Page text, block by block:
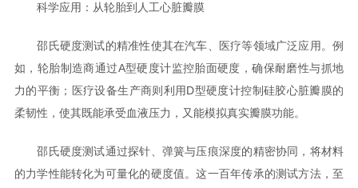
科学应用：从轮胎到人工心脏瓣膜
邵氏硬度测试的精准性使其在汽车、医疗等领域广泛应用。例
如，轮胎制造商通过A型硬度计监控胎面硬度，确保耐磨性与抓地
力的平衡；医疗设备生产商则利用D型硬度计控制硅胶心脏瓣膜的
柔韧性，使其既能承受血液压力，又能模拟真实瓣膜功能。
邵氏硬度测试通过探针、弹簧与压痕深度的精密协同，将材料
的力学性能转化为可量化的硬度值。这一百年传承的测试方法，至